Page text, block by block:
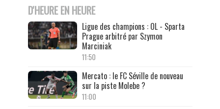
D'HEURE EN HEURE
Ligue des champions : OL - Sparta
Prague arbitré par Szymon
Marciniak
11:50
Mercato : le FC Séville de nouveau
sur la piste Molebe ?
11:00